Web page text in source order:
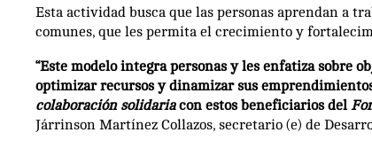
Esta actividad busca que las personas aprendan a
comunes, que les permita el crecimiento y
“Este modelo integra personas y les enfatiza sobre
optimizar recursos y dinamizar sus
colaboración solidariacon estos beneficiarios del
Járrinson Martínez Collazos, secretario (e) de